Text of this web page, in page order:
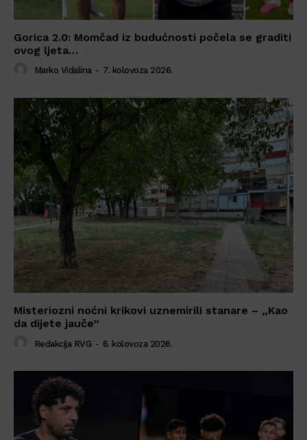
Gorica 2.0: Momčad iz budućnosti počela se graditi
ovog ljeta…
Marko Vidalina - 7. kolovoza 2026.
Misteriozni noćni krikovi uznemirili stanare – „Kao
da dijete jauče”
Redakcija RVG - 6. kolovoza 2026.